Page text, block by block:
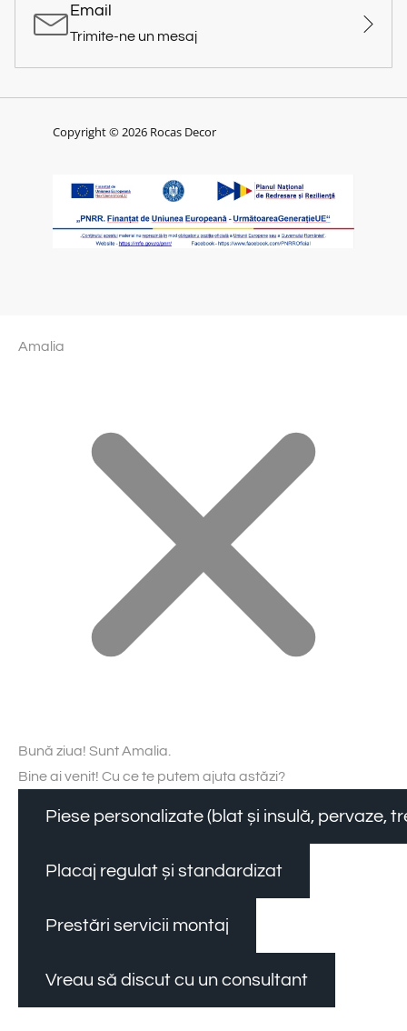
Email
Trimite-ne un mesaj
Copyright © 2026 Rocas Decor
Amalia
Bună ziua! Sunt Amalia.
Bine ai venit! Cu ce te putem ajuta astăzi?
Piese personalizate (blat și insulă, pervaze,
Placaj regulat și standardizat
Prestări servicii montaj
Vreau să discut cu un consultant